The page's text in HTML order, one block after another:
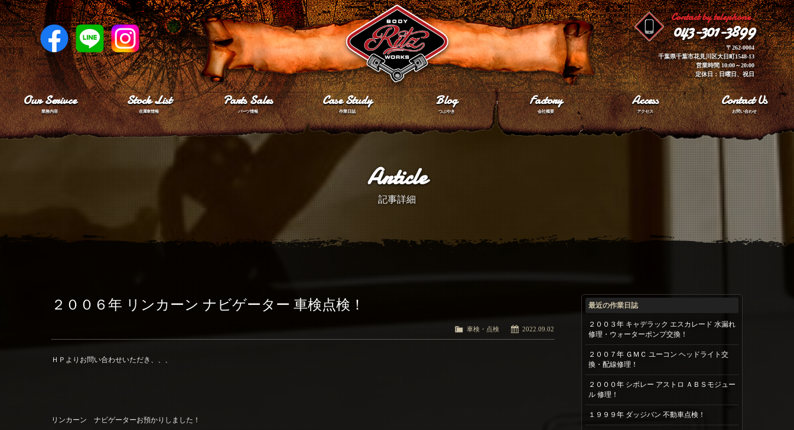
Contact by telephone.
043-301-3899
〒262-0004
千葉県千葉市花見川区大日町1548-13
営業時間 10:00～20:00
定休日：日曜日、祝日
Our Serivce
業務内容
Stock List
在庫車情報
Parts Sales
パーツ情報
Case Study
作業日誌
Blog
つぶやき
Factory
会社概要
Access
アクセス
Contact Us
お問い合わせ
Article
記事詳細
２００６年 リンカーン ナビゲーター 車検点検！
2022.09.02
車検・点検
ＨＰよりお問い合わせいただき、、、
リンカーン ナビゲーターお預かりしました！
最近の作業日誌
２００３年 キャデラック エスカレード 水漏れ
修理・ウォーターポンプ交換！
２００７年 ＧＭＣ ユーコン ヘッドライト交
換・配線修理！
２０００年 シボレー アストロ ＡＢＳモジュー
ル 修理！
１９９９年 ダッジバン 不動車点検！